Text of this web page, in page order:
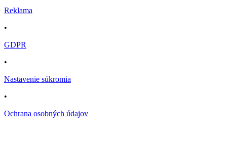
Reklama
•
GDPR
•
Nastavenie súkromia
•
Ochrana osobných údajov